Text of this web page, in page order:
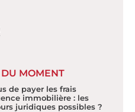
DU MOMENT
de payer les frais
immobilière : les
juridiques possibles ?